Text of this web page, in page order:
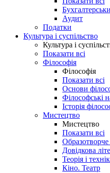
Аудит
Податки
Культура і суспільство
Культура і
Показати всі
Філософія
Філософія
Показати всі
Основи
Філософські
Історія
Мистецтво
Мистецтво
Показати всі
Довідкова
Теорія і
Кіно. Театр